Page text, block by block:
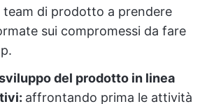
team di prodotto a prendere
sui compromessi da fare
del prodotto in linea
affrontando prima le attività